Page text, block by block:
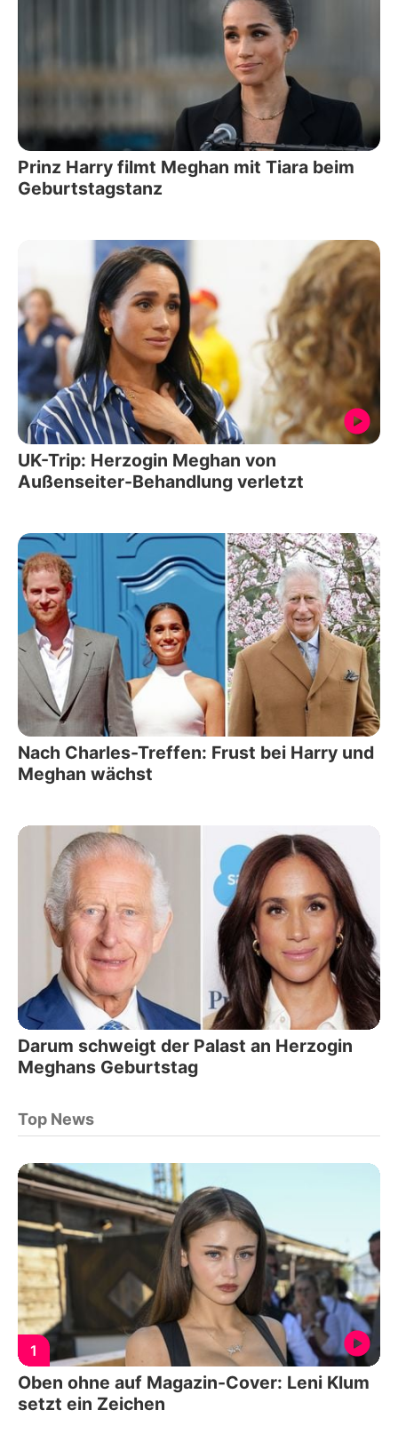
Prinz Harry filmt Meghan mit Tiara beim
Geburtstagstanz
UK-Trip: Herzogin Meghan von
Außenseiter-Behandlung verletzt
Nach Charles-Treffen: Frust bei Harry und
Meghan wächst
Darum schweigt der Palast an Herzogin
Meghans Geburtstag
Top News
1
Oben ohne auf Magazin-Cover: Leni Klum
setzt ein Zeichen